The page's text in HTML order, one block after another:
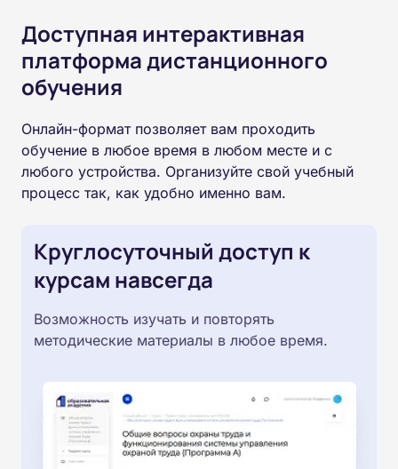
Доступная интерактивная
платформа дистанционного
обучения
Онлайн-формат позволяет вам проходить
обучение в любое время в любом месте и с
любого устройства. Организуйте свой учебный
процесс так, как удобно именно вам.
Круглосуточный доступ к
курсам навсегда
Возможность изучать и повторять
методические материалы в любое время.